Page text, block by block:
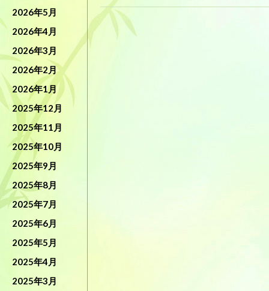
2026年5月
2026年4月
2026年3月
2026年2月
2026年1月
2025年12月
2025年11月
2025年10月
2025年9月
2025年8月
2025年7月
2025年6月
2025年5月
2025年4月
2025年3月